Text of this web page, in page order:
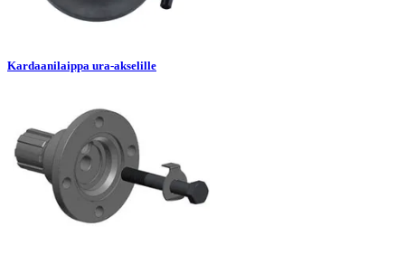
Kardaanilaippa ura-akselille